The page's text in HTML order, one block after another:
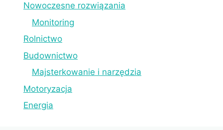
Nowoczesne rozwiązania
Monitoring
Rolnictwo
Budownictwo
Majsterkowanie i narzędzia
Motoryzacja
Energia